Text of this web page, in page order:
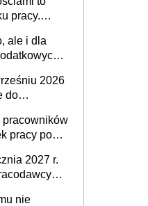
pracy.
bariery po
ale i dla
2026
do
pracowników
pracy po
Fundusz
2027 r.
nie